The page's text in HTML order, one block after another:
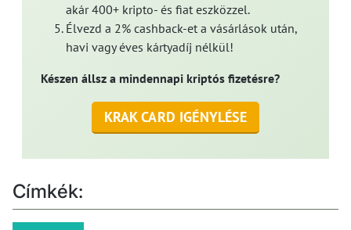
akár 400+ kripto- és fiat eszközzel.
Élvezd a 2% cashback-et a vásárlások után,
havi vagy éves kártyadíj nélkül!
Készen állsz a mindennapi kriptós fizetésre?
KRAK CARD IGÉNYLÉSE
Címkék: